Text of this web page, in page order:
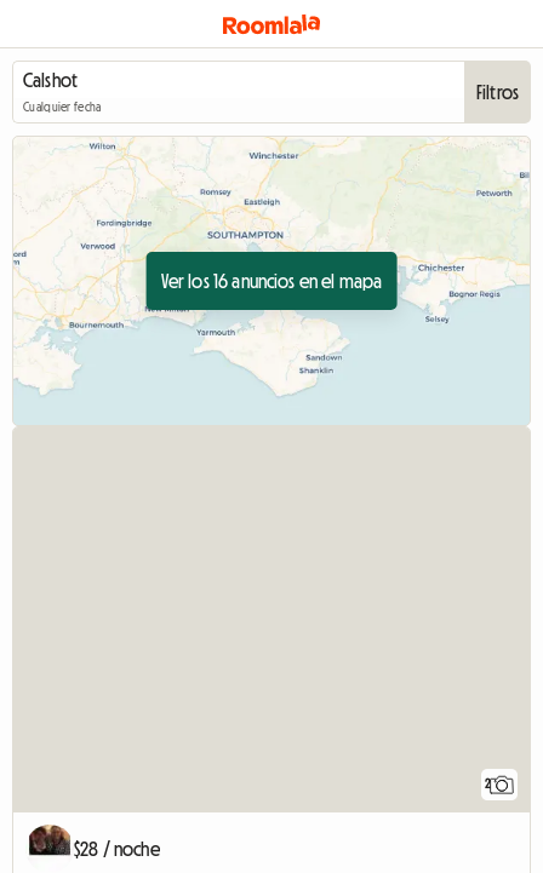
Cualquier fecha
Filtros
Ver los 16 anuncios en el mapa
2
$28 / noche